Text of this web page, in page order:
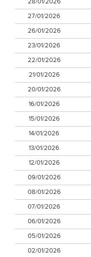
27/01/2026
26/01/2026
23/01/2026
22/01/2026
21/01/2026
20/01/2026
16/01/2026
15/01/2026
14/01/2026
13/01/2026
12/01/2026
09/01/2026
08/01/2026
07/01/2026
06/01/2026
05/01/2026
02/01/2026